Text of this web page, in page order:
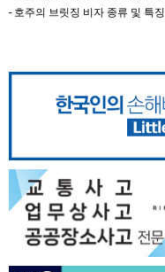
- 호주의 브릿징 비자 종류 및 특징